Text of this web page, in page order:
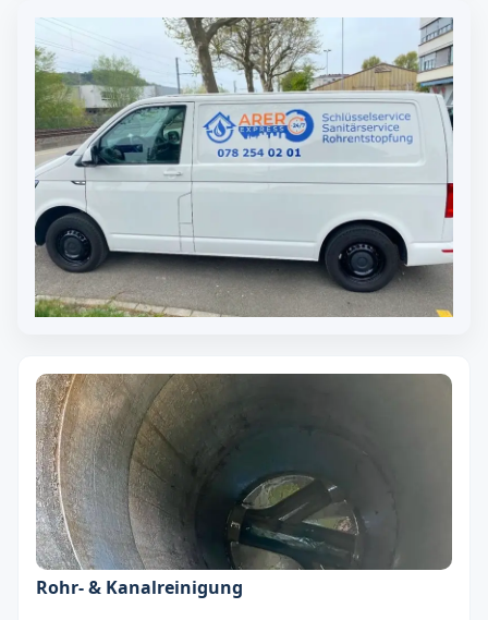
Rohr- & Kanalreinigung